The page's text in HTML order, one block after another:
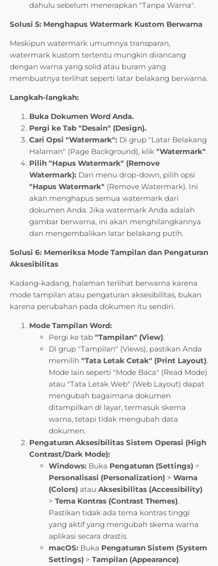
dahulu sebelum menerapkan "Tanpa Warna".
Solusi 5: Menghapus Watermark Kustom Berwarna
Meskipun watermark umumnya transparan,
watermark kustom tertentu mungkin dirancang
dengan warna yang solid atau buram yang
membuatnya terlihat seperti latar belakang berwarna.
Langkah-langkah:
Buka Dokumen Word Anda.
Pergi ke Tab "Desain" (Design).
Cari Opsi "Watermark": Di grup "Latar Belakang
Halaman" (Page Background), klik "Watermark".
Pilih "Hapus Watermark" (Remove
Watermark): Dari menu drop-down, pilih opsi
"Hapus Watermark" (Remove Watermark). Ini
akan menghapus semua watermark dari
dokumen Anda. Jika watermark Anda adalah
gambar berwarna, ini akan menghilangkannya
dan mengembalikan latar belakang putih.
Solusi 6: Memeriksa Mode Tampilan dan Pengaturan
Aksesibilitas
Kadang-kadang, halaman terlihat berwarna karena
mode tampilan atau pengaturan aksesibilitas, bukan
karena perubahan pada dokumen itu sendiri.
Mode Tampilan Word:
Pergi ke tab "Tampilan" (View).
Di grup "Tampilan" (Views), pastikan Anda
memilih "Tata Letak Cetak" (Print Layout).
Mode lain seperti "Mode Baca" (Read Mode)
atau "Tata Letak Web" (Web Layout) dapat
mengubah bagaimana dokumen
ditampilkan di layar, termasuk skema
warna, tetapi tidak mengubah data
dokumen.
Pengaturan Aksesibilitas Sistem Operasi (High
Contrast/Dark Mode):
Windows: Buka Pengaturan (Settings) >
Personalisasi (Personalization) > Warna
(Colors) atau Aksesibilitas (Accessibility)
> Tema Kontras (Contrast Themes).
Pastikan tidak ada tema kontras tinggi
yang aktif yang mengubah skema warna
aplikasi secara drastis.
macOS: Buka Pengaturan Sistem (System
Settings) > Tampilan (Appearance).